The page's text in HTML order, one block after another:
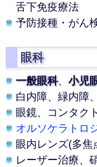
舌下免疫療法
予防接種・がん
眼科
一般眼科、 小児
白内障、緑内障
眼鏡、コンタク
オルソケラトロ
眼内レンズ(多焦
レーザー治療、